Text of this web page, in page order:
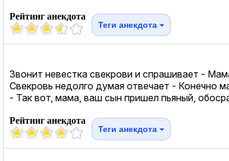
Рейтинг анекдота
Теги анекдота
Звонит невестка свекрови и спрашивает -
Свекровь недолго думая отвечает - Конечно
- Так вот, мама, ваш сын пришел пьяный,
Рейтинг анекдота
Теги анекдота